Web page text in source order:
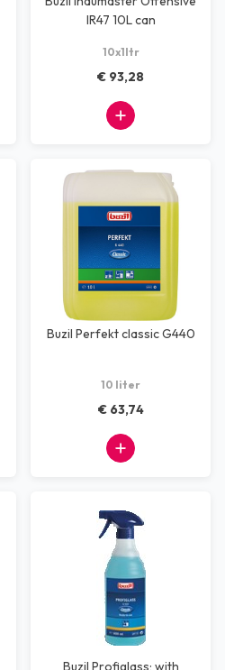
IR47 10L can
10x1ltr
€ 93,28
Buzil Perfekt classic G440
10 liter
€ 63,74
Buzil Profiglass; with